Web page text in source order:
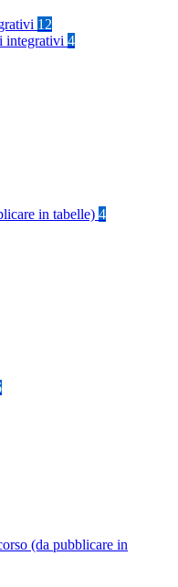
12
integrativi 4
in tabelle) 4
(da pubblicare in